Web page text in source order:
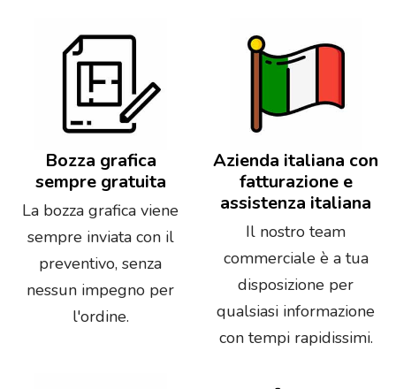
Bozza grafica
sempre gratuita
La bozza grafica viene
sempre inviata con il
preventivo, senza
nessun impegno per
l'ordine.
Azienda italiana con
fatturazione e
assistenza italiana
Il nostro team
commerciale è a tua
disposizione per
qualsiasi informazione
con tempi rapidissimi.